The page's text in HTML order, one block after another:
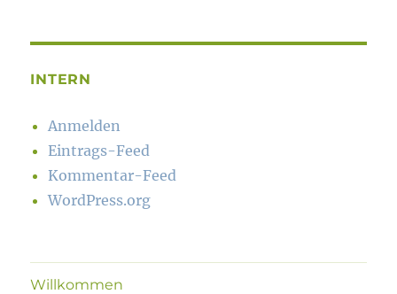
INTERN
Anmelden
Eintrags-Feed
Kommentar-Feed
WordPress.org
Willkommen